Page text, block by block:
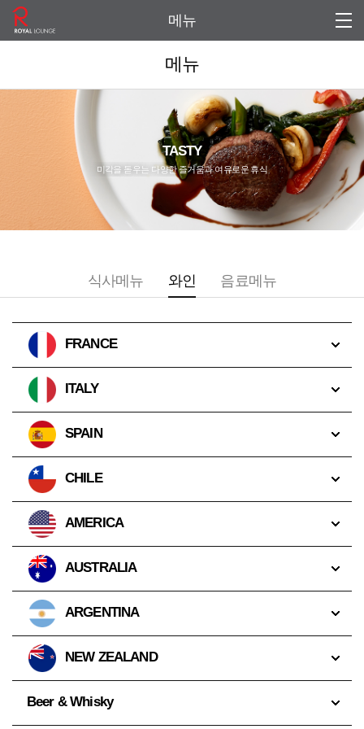
메뉴
메뉴
TASTY
미각을 돋우는 다양한 즐거움과 여유로운 휴식
식사메뉴 와인 음료메뉴
FRANCE
ITALY
SPAIN
CHILE
AMERICA
AUSTRALIA
ARGENTINA
NEW ZEALAND
Beer & Whisky